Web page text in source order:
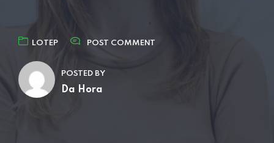
LOTEP POST COMMENT
POSTED BY
Da Hora